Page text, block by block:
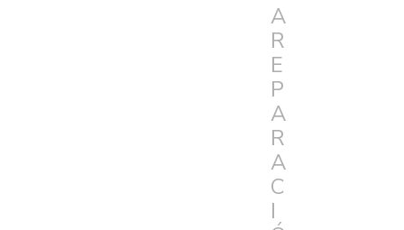
A
R
E
P
A
R
A
C
I